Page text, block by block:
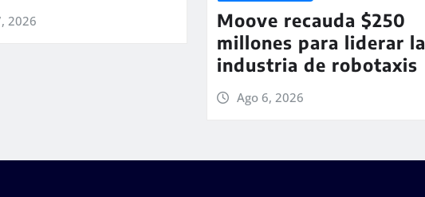
2026
Moove recauda $250
millones para liderar la
industria de robotaxis
Ago 6, 2026